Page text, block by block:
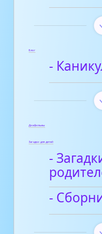
Блог
-
Диафильмы
Загадки для детей
-
-